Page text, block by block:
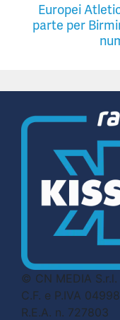
Europei
parte per
© CN MEDIA S.r.l.
C.F. e P.IVA
R.E.A. n. 727803